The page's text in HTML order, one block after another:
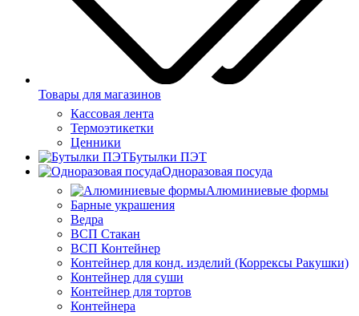
Товары для магазинов
Кассовая лента
Термоэтикетки
Ценники
Бутылки ПЭТ
Одноразовая посуда
Алюминиевые формы
Барные украшения
Ведра
ВСП Стакан
ВСП Контейнер
Контейнер для конд. изделий (Коррексы Ракушки)
Контейнер для суши
Контейнер для тортов
Контейнера